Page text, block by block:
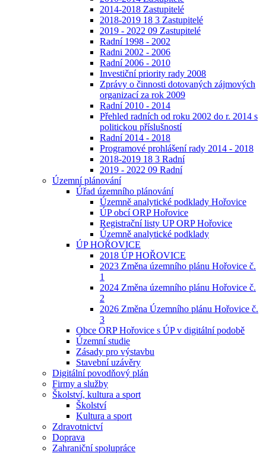
2014-2018 Zastupitelé
2018-2019 18 3 Zastupitelé
2019 - 2022 09 Zastupitelé
Radní 1998 - 2002
Radni 2002 - 2006
Radní 2006 - 2010
Investiční priority rady 2008
Zprávy o činnosti dotovaných zájmových
organizací za rok 2009
Radní 2010 - 2014
Přehled radních od roku 2002 do r. 2014 s
politickou příslušností
Radní 2014 - 2018
Programové prohlášení rady 2014 - 2018
2018-2019 18 3 Radní
2019 - 2022 09 Radní
Územní plánování
Úřad územního plánování
Územně analytické podklady Hořovice
ÚP obcí ORP Hořovice
Registrační listy UP ORP Hořovice
Územně analytické podklady
ÚP HOŘOVICE
2018 ÚP HOŘOVICE
2023 Změna územního plánu Hořovice č.
1
2024 Změna územního plánu Hořovice č.
2
2026 Změna Územního plánu Hořovice č.
3
Obce ORP Hořovice s ÚP v digitální podobě
Územní studie
Zásady pro výstavbu
Stavební uzávěry
Digitální povodňový plán
Firmy a služby
Školství, kultura a sport
Školství
Kultura a sport
Zdravotnictví
Doprava
Zahraniční spolupráce